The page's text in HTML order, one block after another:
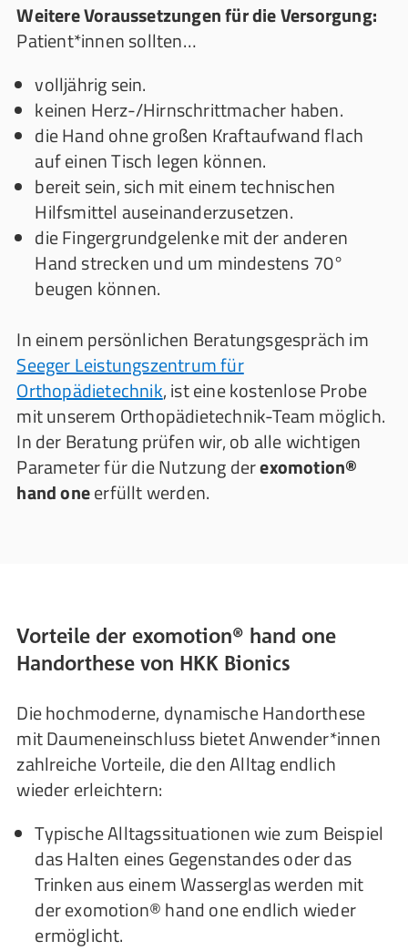
Weitere Voraussetzungen für die Versorgung:
Patient*innen sollten…
volljährig sein.
keinen Herz-/Hirnschrittmacher haben.
die Hand ohne großen Kraftaufwand flach
auf einen Tisch legen können.
bereit sein, sich mit einem technischen
Hilfsmittel auseinanderzusetzen.
die Fingergrundgelenke mit der anderen
Hand strecken und um mindestens 70°
beugen können.
In einem persönlichen Beratungsgespräch im
Seeger Leistungszentrum für
Orthopädietechnik, ist eine kostenlose Probe
mit unserem Orthopädietechnik-Team möglich.
In der Beratung prüfen wir, ob alle wichtigen
Parameter für die Nutzung derexomotion®
hand oneerfüllt werden.
Vorteile der exomotion® hand one
Handorthese von HKK Bionics
Die hochmoderne, dynamische Handorthese
mit Daumeneinschluss bietet Anwender*innen
zahlreiche Vorteile, die den Alltag endlich
wieder erleichtern:
Typische Alltagssituationen wie zum Beispiel
das Halten eines Gegenstandes oder das
Trinken aus einem Wasserglas werden mit
der exomotion® hand one endlich wieder
ermöglicht.